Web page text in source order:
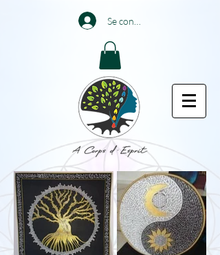
Se connecter